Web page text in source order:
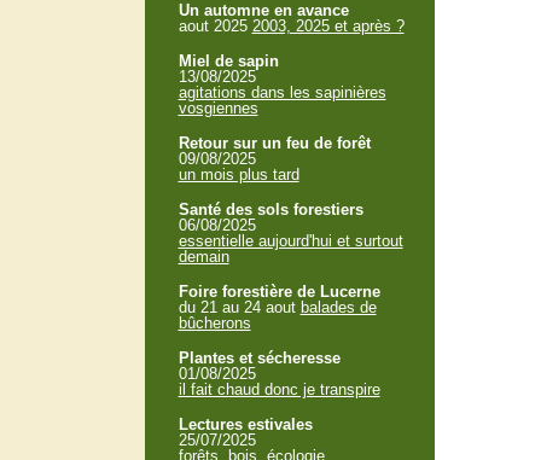
Un automne en avance
aout 2025 2003, 2025 et après ?
Miel de sapin
13/08/2025
agitations dans les sapinières
vosgiennes
Retour sur un feu de forêt
09/08/2025
un mois plus tard
Santé des sols forestiers
06/08/2025
essentielle aujourd'hui et surtout
demain
Foire forestière de Lucerne
du 21 au 24 aout balades de
bûcherons
Plantes et sécheresse
01/08/2025
il fait chaud donc je transpire
Lectures estivales
25/07/2025
forêts, bois, écologie